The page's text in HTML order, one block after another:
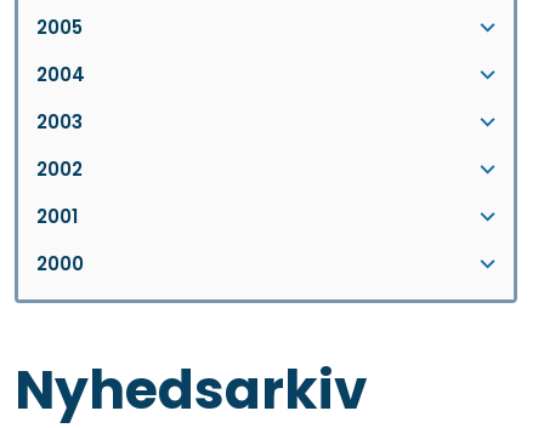
2005
2004
2003
2002
2001
2000
Nyhedsarkiv